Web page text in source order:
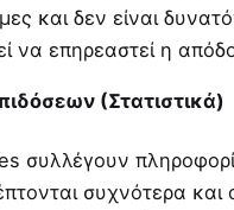
και δεν είναι
να επηρεαστεί η
(Στατιστικά)
συλλέγουν
συχνότερα